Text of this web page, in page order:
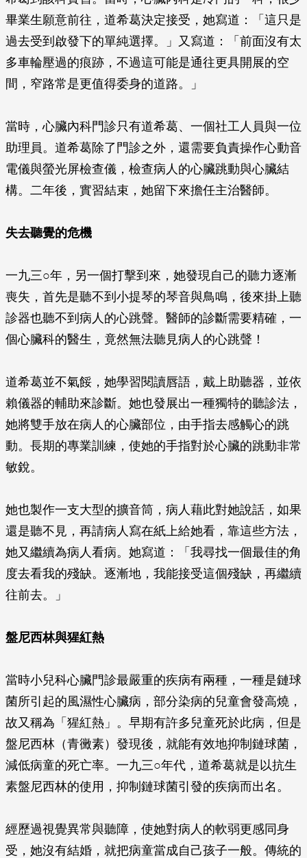
畢業生願意前往，道希葛決定接受，她寫道：「這只是
過去受到啟發下的單純選擇。」又寫道：「前面沒有太
多車輪壓過的痕跡，不過這可能是通往更具開展的空
間，窄路常是更值得委身的道路。」
當時，心臟內科門診只有道希葛、一個社工人員與一位
助理員。道希葛除了門診之外，還需要負責操作心動音
電儀與螢光屏檢查儀，檢查病人的心臟跳動與心臟結
構。二年後，實習結束，她留下來擔任主治醫師。
失去聽覺的危機
一九三○年，另一個打擊到來，她發現自己的聽力逐漸
喪失，首先是聽不到小提琴的琴音與鳥鳴，後來掛上聽
診器也聽不到病人的心跳聲。醫師的診斷需要精確，一
個心臟科的醫生，竟然無法聽見病人的心跳聲！
道希葛並不氣餒，她學習閱讀唇語，戴上助聽器，並依
賴儀器的輔助來診斷。她也發展出一種獨特的聽診法，
她將雙手放在病人的心臟部位，由手指去感觸心的跳
動。長期的專業訓練，使她的手指對於心臟的跳動非常
敏銳。
她也製作一支大型的擴音筒，病人藉此對她說話，如果
還是聽不見，再請病人寫在紙上給她看，靠這些方法，
她又繼續為病人看病。她寫道：「我尋找一個最佳的角
度去看我的殘缺。逐漸地，我能接受這個殘缺，再繼續
往前去。」
盤尼西林與猩紅熱
當時小兒科心臟門診最嚴重的疾病有兩種，一種是鏈球
菌所引起的風濕性心臟病，部分染病的兒童會發高燒，
故又稱為「猩紅熱」。早期有許多兒童死於此病，但是
盤尼西林（青黴素）發現後，就能有效地抑制鏈球菌，
減低病童的死亡率。一九三○年代，道希葛就是以抗生
素盤尼西林的使用，抑制鏈球菌引發的疾病而出名。
經歷過視覺異常與聽障，使她對病人的軟弱更感同身
受，她沒有結婚，就把病童當成自己孩子一般。傳統的